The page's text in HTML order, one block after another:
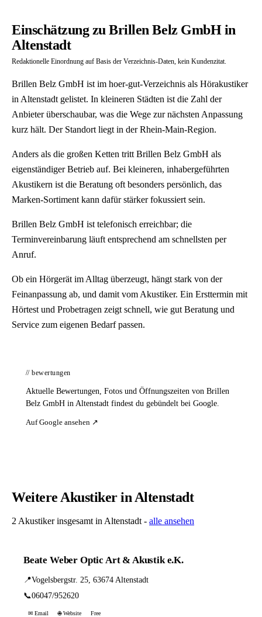
Einschätzung zu Brillen Belz GmbH in
Altenstadt
Redaktionelle Einordnung auf Basis der Verzeichnis-Daten, kein Kundenzitat.
Brillen Belz GmbH ist im hoer-gut-Verzeichnis als Hörakustiker
in Altenstadt gelistet. In kleineren Städten ist die Zahl der
Anbieter überschaubar, was die Wege zur nächsten Anpassung
kurz hält. Der Standort liegt in der Rhein-Main-Region.
Anders als die großen Ketten tritt Brillen Belz GmbH als
eigenständiger Betrieb auf. Bei kleineren, inhabergeführten
Akustikern ist die Beratung oft besonders persönlich, das
Marken-Sortiment kann dafür stärker fokussiert sein.
Brillen Belz GmbH ist telefonisch erreichbar; die
Terminvereinbarung läuft entsprechend am schnellsten per
Anruf.
Ob ein Hörgerät im Alltag überzeugt, hängt stark von der
Feinanpassung ab, und damit vom Akustiker. Ein Ersttermin mit
Hörtest und Probetragen zeigt schnell, wie gut Beratung und
Service zum eigenen Bedarf passen.
// bewertungen
Aktuelle Bewertungen, Fotos und Öffnungszeiten von Brillen
Belz GmbH in Altenstadt findest du gebündelt bei Google.
Auf Google ansehen ↗
Weitere Akustiker in Altenstadt
2 Akustiker insgesamt in Altenstadt - alle ansehen
Beate Weber Optic Art & Akustik e.K.
📍Vogelsbergstr. 25, 63674 Altenstadt
📞06047/952620
✉ Email 🌐 Website Free